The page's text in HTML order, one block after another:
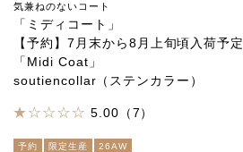
気兼ねのないコート
「ミディコート」
【予約】7月末から8月上旬頃入荷予定
「Midi Coat」
soutiencollar（ステンカラー）
5.00（7）
予約 限定生産 26AW